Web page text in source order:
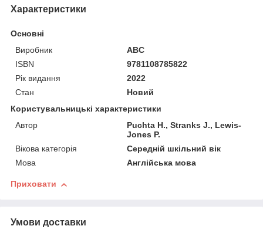
Характеристики
Основні
Виробник
ABC
ISBN
9781108785822
Рік видання
2022
Стан
Новий
Користувальницькі характеристики
Автор
Puchta H., Stranks J., Lewis-
Jones P.
Вікова категорія
Середній шкільний вік
Мова
Англійська мова
Приховати
Умови доставки